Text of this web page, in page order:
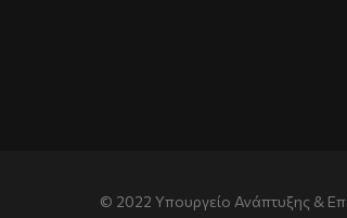
© 2022 Υπουργείο Ανάπτυξης &